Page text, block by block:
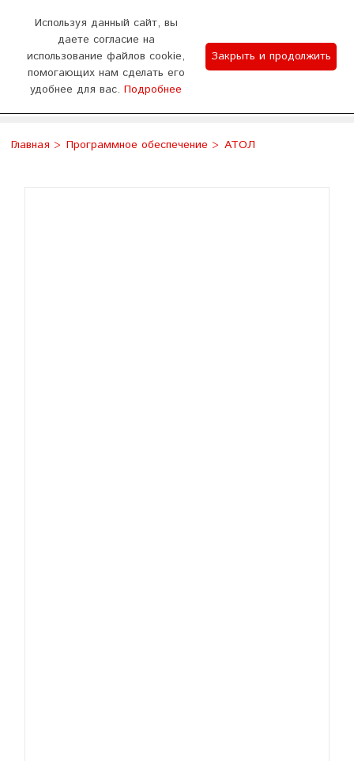
График работы
Отдел продаж 9:00-18:00 (пн - сб) Тех.поддержка
8:00-20:00 (без выходных)
WhatsApp
Главная Программное обеспечение АТОЛ
Используя данный сайт, вы
даете согласие на
использование файлов cookie,
помогающих нам сделать его
удобнее для вас. Подробнее
Закрыть и продолжить